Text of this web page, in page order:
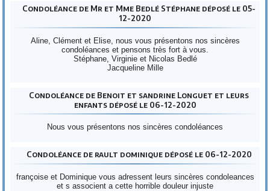
Condoléance de Mr et Mme Bedlé Stéphane déposé le 05-
12-2020
Aline, Clément et Elise, nous vous présentons nos sincères
condoléances et pensons très fort à vous.
Stéphane, Virginie et Nicolas Bedlé
Jacqueline Mille
Condoléance de Benoit et sandrine Longuet et leurs
enfants déposé le 06-12-2020
Nous vous présentons nos sincères condoléances
Condoléance de rault dominique déposé le 06-12-2020
françoise et Dominique vous adressent leurs sincères condoleances
et s associent a cette horrible douleur injuste